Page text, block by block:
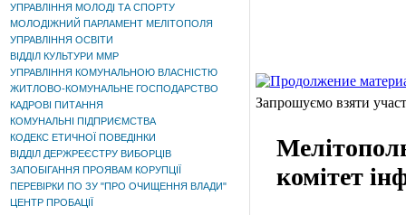
УПРАВЛІННЯ МОЛОДІ ТА СПОРТУ
МОЛОДІЖНИЙ ПАРЛАМЕНТ МЕЛІТОПОЛЯ
УПРАВЛІННЯ ОСВІТИ
ВІДДІЛ КУЛЬТУРИ ММР
УПРАВЛІННЯ КОМУНАЛЬНОЮ ВЛАСНІСТЮ
ЖИТЛОВО-КОМУНАЛЬНЕ ГОСПОДАРСТВО
КАДРОВІ ПИТАННЯ
КОМУНАЛЬНІ ПІДПРИЄМСТВА
КОДЕКС ЕТИЧНОЇ ПОВЕДІНКИ
ВІДДІЛ ДЕРЖРЕЄСТРУ ВИБОРЦІВ
ЗАПОБІГАННЯ ПРОЯВАМ КОРУПЦІЇ
ПЕРЕВІРКИ ПО ЗУ "ПРО ОЧИЩЕННЯ ВЛАДИ"
ЦЕНТР ПРОБАЦІЇ
Запрошуємо взяти
комітет